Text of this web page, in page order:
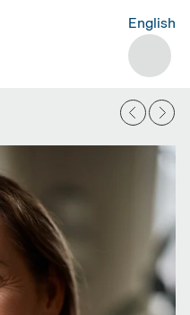
English